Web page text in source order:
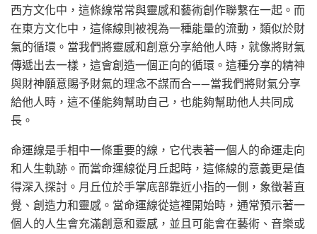
西方文化中，這條線常常與靈感和藝術創作聯繫在一起。而
在東方文化中，這條線則被視為一種能量的流動，類似於財
氣的循環。當我們將靈感和創意分享給他人時，就像將財氣
傳遞出去一樣，這會創造一個正向的循環。這種分享的精神
與財神願意賜予財氣的理念不謀而合——當我們將財氣分享
給他人時，這不僅能夠幫助自己，也能夠幫助他人共同成
長。
命運線是手相中一條重要的線，它代表著一個人的命運走向
和人生軌跡。而當命運線從月丘起時，這條線的意義更是值
得深入探討。月丘位於手掌底部靠近小指的一側，象徵著直
覺、創造力和靈感。當命運線從這裡開始時，通常預示著一
個人的人生會充滿創意和靈感，並且可能會在藝術、音樂或